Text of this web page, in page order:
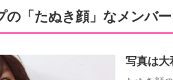
「たぬき顔」なメンバ
写真は大